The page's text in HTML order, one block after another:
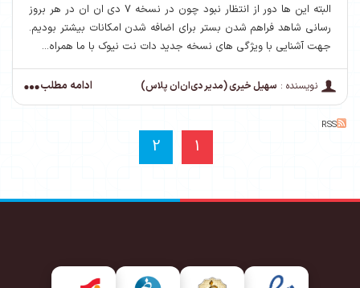
البته این ها دور از انتظار نبود چون در نسخه 7 دی ان ان در هر بروز
رسانی شاهد فراهم شدن بستر برای اضافه شدن امکانات بیشتر بودیم.
جهت آشنایی با ویژگی های نسخه جدید دات نت نیوک با ما همراه...
نویسنده : سهیل خیری (مدیر دی‌ان‌ان پلاس) ادامه مطلب
RSS
1
2